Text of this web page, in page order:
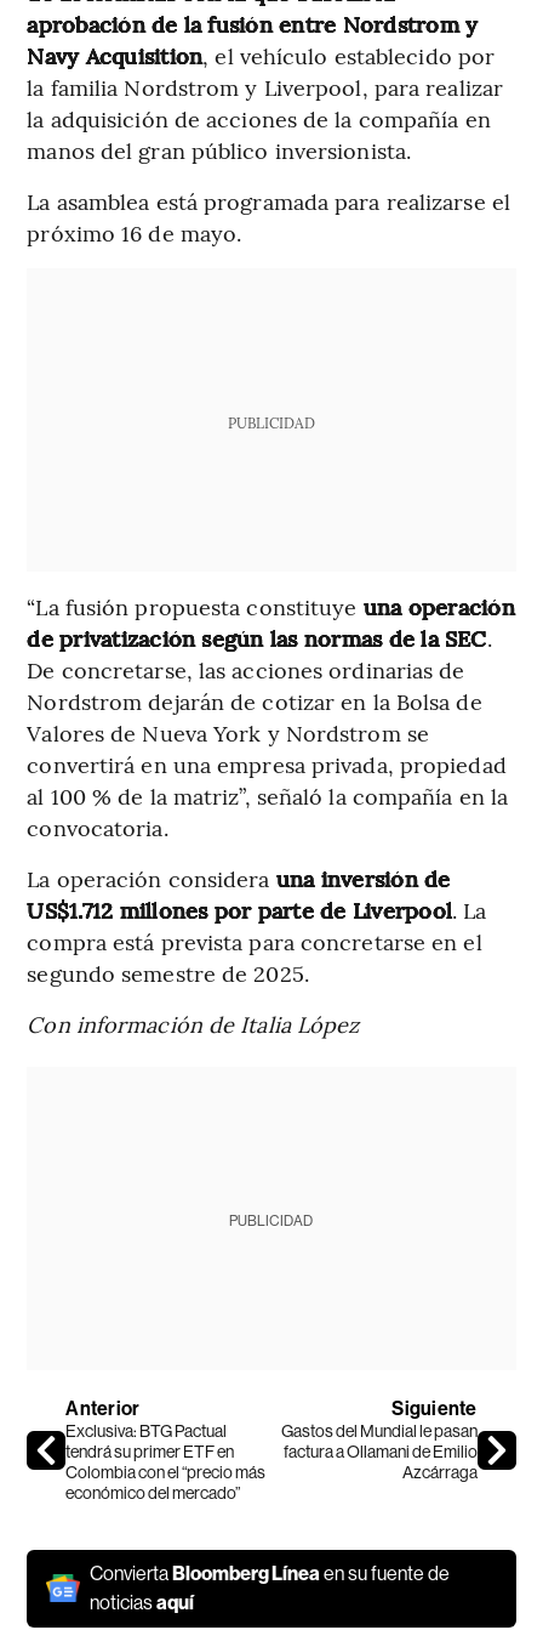
aprobación de la fusión entre Nordstrom y
Navy Acquisition, el vehículo establecido por
la familia Nordstrom y Liverpool, para realizar
la adquisición de acciones de la compañía en
manos del gran público inversionista.
La asamblea está programada para realizarse el
próximo 16 de mayo.
PUBLICIDAD
“La fusión propuesta constituye una operación
de privatización según las normas de la SEC.
De concretarse, las acciones ordinarias de
Nordstrom dejarán de cotizar en la Bolsa de
Valores de Nueva York y Nordstrom se
convertirá en una empresa privada, propiedad
al 100 % de la matriz”, señaló la compañía en la
convocatoria.
La operación considera una inversión de
US$1.712 millones por parte de Liverpool. La
compra está prevista para concretarse en el
segundo semestre de 2025.
Con información de Italia López
PUBLICIDAD
Anterior
Exclusiva: BTG Pactual
tendrá su primer ETF en
Colombia con el “precio más
económico del mercado”
Siguiente
Gastos del Mundial le pasan
factura a Ollamani de Emilio
Azcárraga
ConviertaBloomberg Línea en su fuente de
noticiasaquí